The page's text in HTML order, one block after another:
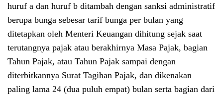
huruf a dan huruf b ditambah dengan sanksi administratif
berupa bunga sebesar tarif bunga per bulan yang
ditetapkan oleh Menteri Keuangan dihitung sejak saat
terutangnya pajak atau berakhirnya Masa Pajak, bagian
Tahun Pajak, atau Tahun Pajak sampai dengan
diterbitkannya Surat Tagihan Pajak, dan dikenakan
paling lama 24 (dua puluh empat) bulan serta bagian dari